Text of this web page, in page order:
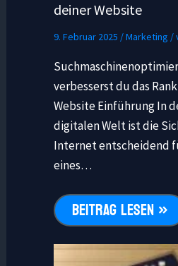
deiner Website
9. Februar 2025 /Marketing /
verbesserst du das
Website Einführung In
digitalen Welt ist die
Internet entscheidend
eines…
BEITRAG LESEN »